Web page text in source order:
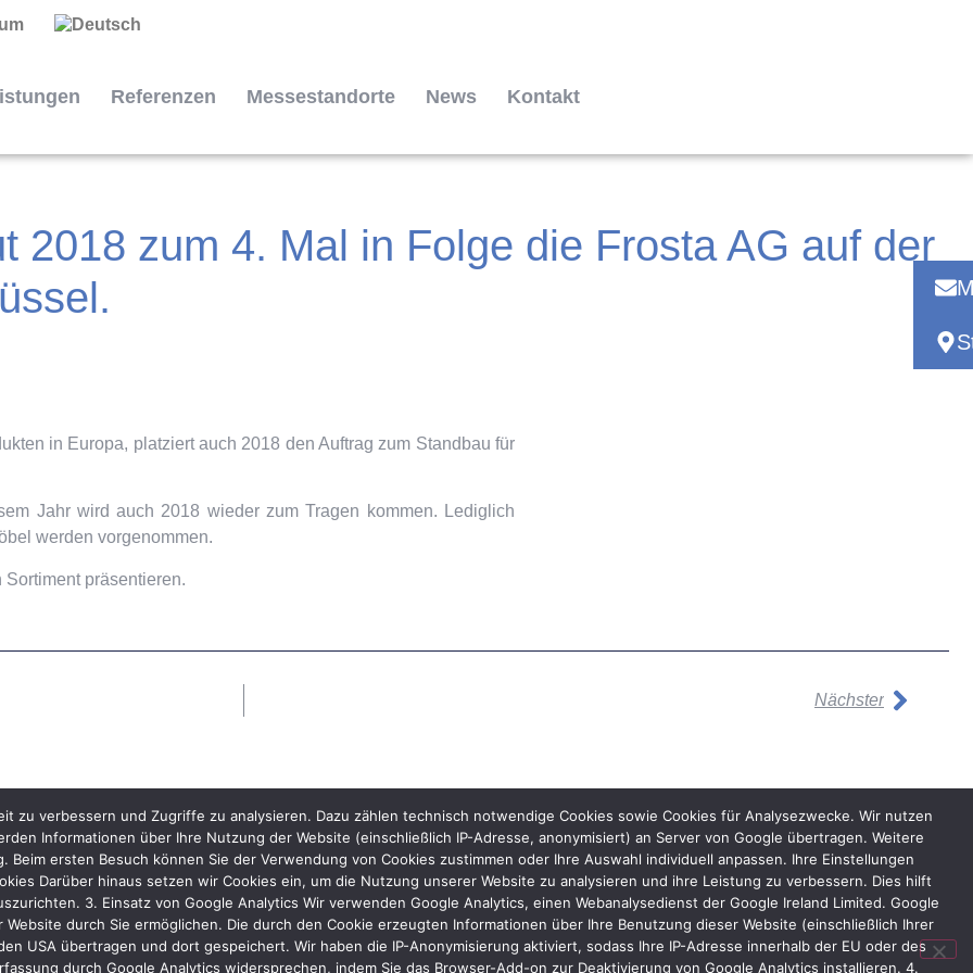
Referenzen Messestandorte News Kontakt
2018 zum 4. Mal in Folge die Frosta AG auf der
in Europa, platziert auch 2018 den Auftrag zum Standbau für
Jahr wird auch 2018 wieder zum Tragen kommen. Lediglich
werden vorgenommen.
präsentieren.
Nächster
zu verbessern und Zugriffe zu analysieren. Dazu zählen technisch notwendige Cookies sowie Cookies für Analysezwecke. Wir nutzen
Informationen über Ihre Nutzung der Website (einschließlich IP-Adresse, anonymisiert) an Server von Google übertragen. Weitere
ersten Besuch können Sie der Verwendung von Cookies zustimmen oder Ihre Auswahl individuell anpassen. Ihre Einstellungen
Darüber hinaus setzen wir Cookies ein, um die Nutzung unserer Website zu analysieren und ihre Leistung zu verbessern. Dies hilft
3. Einsatz von Google Analytics Wir verwenden Google Analytics, einen Webanalysedienst der Google Ireland Limited. Google
durch Sie ermöglichen. Die durch den Cookie erzeugten Informationen über Ihre Benutzung dieser Website (einschließlich Ihrer
USA übertragen und dort gespeichert. Wir haben die IP-Anonymisierung aktiviert, sodass Ihre IP-Adresse innerhalb der EU oder des
durch Google Analytics widersprechen, indem Sie das Browser-Add-on zur Deaktivierung von Google Analytics installieren. 4.